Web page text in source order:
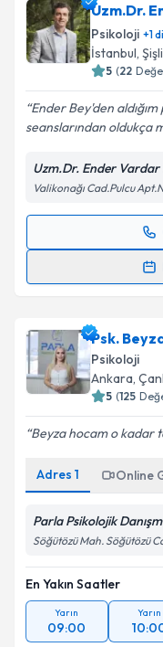
Uzm.Dr.
Psikoloji +1
İstanbul, Şişli
5 (22
Ender Bey'den
seanslarından oldukça
Uzm.Dr. Ender Vardar
Valikonağı Cad.Pulcu
Randevu
takvim
E-posta
Metni'ni
Psk.
Psikoloji
Ankara,
5 (125
Beyza hocam o kadar
Adres 1 Online
Parla Psikolojik
Söğütözü Mah. Söğütözü
En Yakın Saatler
Yarın
09:00
Yarın